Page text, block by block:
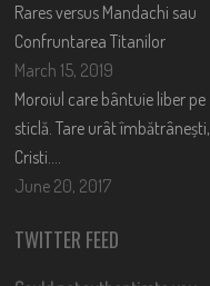
Rares versus Mandachi sau
Confruntarea Titanilor
March 15, 2019
Moroiul care bântuie liber pe
sticlă. Tare urât îmbătrânești,
Cristi….
June 20, 2017
TWITTER FEED